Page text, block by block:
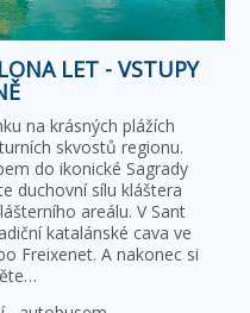
LET - VSTUPY
na krásných plážích
skvostů regionu.
do ikonické Sagrady
duchovní sílu kláštera
areálu. V Sant
katalánské cava ve
Freixenet. A nakonec si